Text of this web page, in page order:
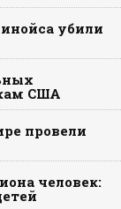
убили
США
провели
человек: